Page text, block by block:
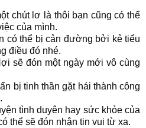
chút lơ là thôi bạn cũng có thể
của mình.
có thể bị cản đường bởi kẻ tiểu
điều đó nhé.
sẽ đón một ngày mới vô cùng
bị tinh thần gặt hái thành công
tình duyên hay sức khỏe của
thể sẽ đón nhận tin vui từ xa.